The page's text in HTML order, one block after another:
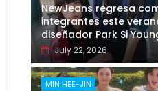
NewJeans regresa
integrantes este
diseñador Park Si
July 22, 2026
MIN HEE-JIN